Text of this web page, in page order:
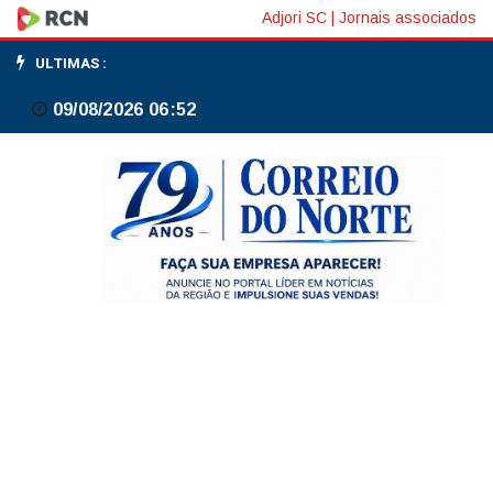
Ratinho
responderá
no
Adjori SC Jornais associados
ULTIMAS :
09/08/2026 06:52